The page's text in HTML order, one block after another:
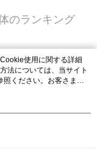
のランキング
使用に関する詳細
法については、当サイト
照ください。お客さま
ト利用規約のCookieポリ